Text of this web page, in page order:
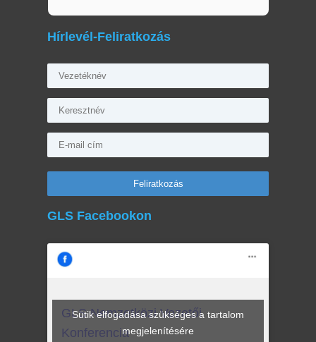
Hírlevél-Feliratkozás
GLS Facebookon
GLS Nemzetközi Vezetői
Konferencia
Sütik elfogadása szükséges a tartalom
megjelenítésére